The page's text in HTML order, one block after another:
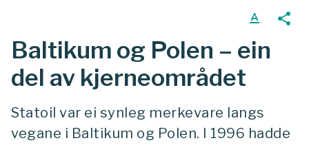
Baltikum og Polen – ein
del av kjerneområdet
text_format share
Statoil var ei synleg merkevare langs
vegane i Baltikum og Polen. I 1996 hadde